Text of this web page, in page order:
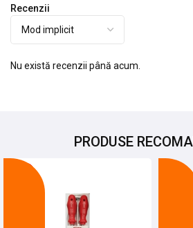
Recenzii
Nu există recenzii până acum.
PRODUSE